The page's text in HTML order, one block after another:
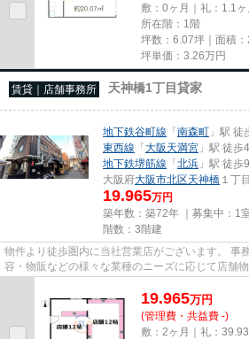
敷：0ヶ月｜礼：1.1ヶ
所在階：1階
坪数：6.07坪｜面積：
坪単価： 3.26万円
賃貸｜店舗事務所 天神橋1丁目貸家
地下鉄谷町線 「南森町 」駅 徒
東西線 「大阪天満宮 」駅 徒歩
地下鉄堺筋線 「北浜 」駅 徒歩
大阪府大阪市北区天神橋 １丁
19.965万円
築年数：築72年 ｜募集中： 1
階数：3階建
物件より徒歩圏内に当社営業店がございます。 事
容・物販などの様々な業種のニーズに応じて店舗
尚、弊社ではおとり広告は一切...
19.965万円
(管理費・共益費 -)
敷：2ヶ月｜礼：